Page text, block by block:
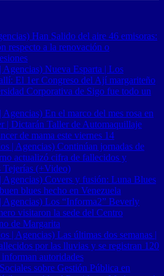
Han Salido del aire 46 emisoras:
respecto a la renovación o
Nueva Esparta | Los
El 1er Congreso del Ají margariteño
Corporativa de Sigo fue todo un
En el marco del mes rosa en
| Dictarán Taller de Automaquillaje
de mama este viernes 14
| Agencias) Continúan jornadas de
actualizó cifra de fallecidos y
Tejerías (+Video)
Covers y fusión: Luna Blues
blues hecho en Venezuela
Los “Informa2” Beverly
visitaron la sede del Centro
de Margarita
| Agencias) Las últimas dos semanas |
por las lluvias y se registran 120
autoridades
sobre Gestión Pública en